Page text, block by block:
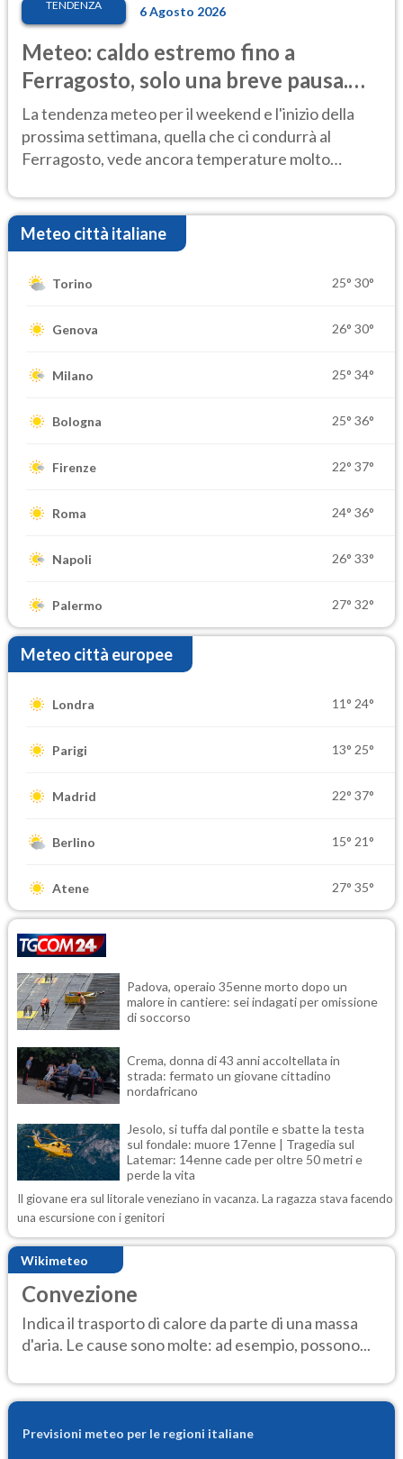
TENDENZA 6 Agosto 2026
Meteo: caldo estremo fino a
Ferragosto, solo una breve pausa.
Ecco dove
La tendenza meteo per il weekend e l'inizio della
prossima settimana, quella che ci condurrà al
Ferragosto, vede ancora temperature molto
Meteo città italiane
Torino 25° 30°
Genova 26° 30°
Milano 25° 34°
Bologna 25° 36°
Firenze 22° 37°
Roma 24° 36°
Napoli 26° 33°
Palermo 27° 32°
Meteo città europee
Londra 11° 24°
Parigi 13° 25°
Madrid 22° 37°
Berlino 15° 21°
Atene 27° 35°
Padova, operaio 35enne morto dopo un
malore in cantiere: sei indagati per omissione
di soccorso
Crema, donna di 43 anni accoltellata in
strada: fermato un giovane cittadino
nordafricano
Jesolo, si tuffa dal pontile e sbatte la testa
sul fondale: muore 17enne | Tragedia sul
Latemar: 14enne cade per oltre 50 metri e
perde la vita
Il giovane era sul litorale veneziano in vacanza. La ragazza stava facendo
una escursione con i genitori
Wikimeteo
Convezione
Indica il trasporto di calore da parte di una massa
d'aria. Le cause sono molte: ad esempio, possono...
Previsioni meteo per le regioni italiane